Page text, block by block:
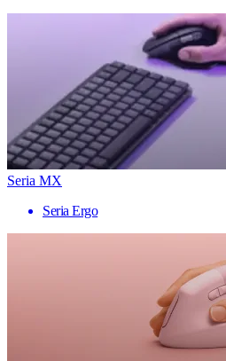
Seria MX
Seria Ergo